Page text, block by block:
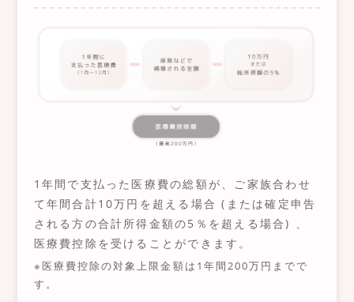
1年間で支払った医療費の総額が、ご家族合わせ
て年間合計10万円を超える場合 (または確定申告
される方の合計所得金額の5％を超える場合) 、
医療費控除を受けることができます。
※医療費控除の対象上限金額は1年間200万円までで
す。